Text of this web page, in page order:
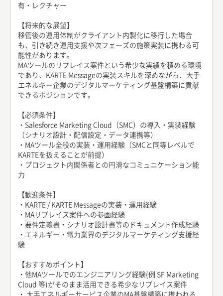
有・レクチャー
【将来的な展望】
移管後の運用体制がクライアント内製化に移行した場合
も、引き続き運用支援や次フェーズの施策実装に携わる可
能性があります。
MAツールのリプレイス案件という希少な実績を積める環境
であり、KARTE Messageの実装スキルを深めながら、大手
エネルギー企業のデジタルマーケティング基盤構築に貢献
できるポジションです。
【必須条件】
・Salesforce Marketing Cloud（SMC）の導入・実装経験
（シナリオ設計・配信設定・データ連携等）
・MAツール全般の実装・運用経験（SMCと同等レベルで
KARTEを扱えることが前提）
・プロジェクト内関係者との円滑なコミュニケーション能
力
【歓迎条件】
・KARTE / KARTE Messageの実装・運用経験
・MAリプレイス案件への参画経験
・要件定義書・シナリオ設計書等のドキュメント作成経験
・エネルギー・電力業界のデジタルマーケティング支援経
験
【おすすめポイント】
・他MAツールでのエンジニアリング経験(例 SF Marketing
Cloud 等)がそのまま活用できる希少なリプレイス案件
・ 大手エネルギーサービス企業のMA基盤構築に携われる